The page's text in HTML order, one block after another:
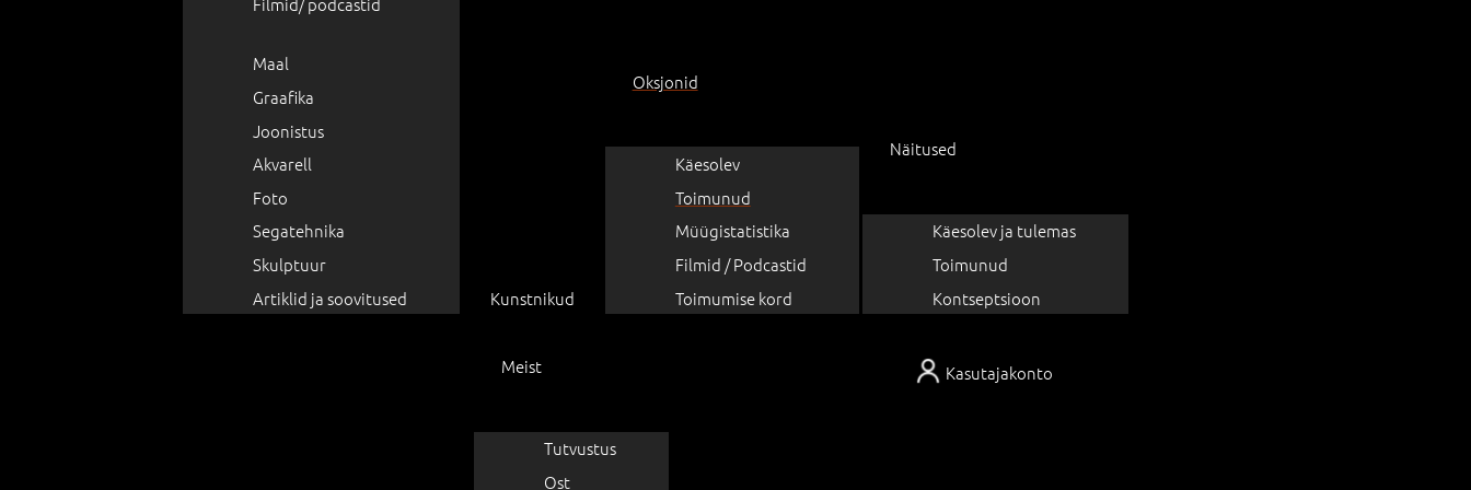
Kasutajakonto
Maal
Graafika
Joonistus
Akvarell
Foto
Segatehnika
Skulptuur
Artiklid ja soovitused
Kunstnikud
Oksjonid
Käesolev
Toimunud
Müügistatistika
Filmid / Podcastid
Toimumise kord
Näitused
Käesolev ja tulemas
Toimunud
Kontseptsioon
Meist
Tutvustus
Ost